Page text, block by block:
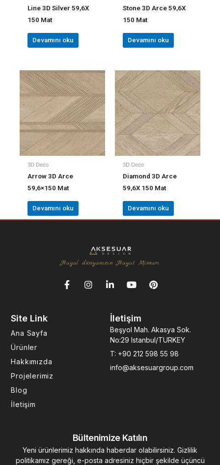
Line 3D Silver 59,6X
150 Mat
Devamını oku
Stone 3D Arce 59,6X
150 Mat
Devamını oku
3D Deco
Arrow 3D Arce
59,6×150 Mat
Devamını oku
3D Deco
Diamond 3D Arce
59,6X 150 Mat
Devamını oku
Hayal dünyanızın Hayat Mimarı
F
a
I
L
e
d
i
n
-
i
n
Y
u
b
e
P
r
e
s
t
Site Link
Ana Sayfa
Ürünler
Hakkımızda
Projelerimiz
Blog
İletişim
İletişim
Beşyol Mah. Akasya Sok.
No:29 Istanbul/TURKEY
T: +90 212 598 55 98
info@aksesuargroup.com
Bültenimize Katılın
Yeni ürünlerimiz hakkında haberdar olabilirsiniz. Gizlilik
politikamız gereği, e-posta adresiniz hiçbir şekilde üçüncü